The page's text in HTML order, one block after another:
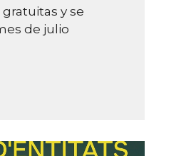
y se
de julio